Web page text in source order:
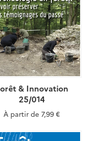
& Innovation
25/014
À partir de 7,99 €